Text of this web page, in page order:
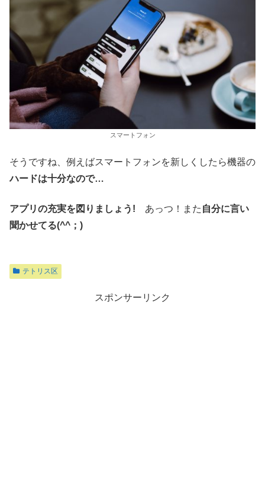
スマートフォン
そうですね、例えばスマートフォンを新しくしたら機器の
ハードは十分なので…
アプリの充実を図りましょう! あっつ！また 自分に言い
聞かせてる(^^；)
テトリス区
スポンサーリンク